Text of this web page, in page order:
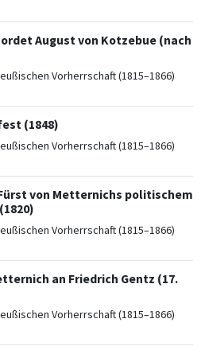
August von Kotzebue (nach
Vorherrschaft (1815–1866)
(1848)
Vorherrschaft (1815–1866)
von Metternichs politischem
Vorherrschaft (1815–1866)
an Friedrich Gentz (17.
Vorherrschaft (1815–1866)